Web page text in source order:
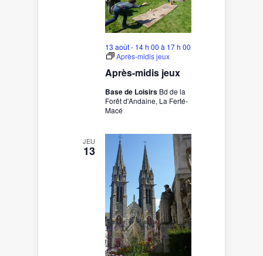
Après-midis jeux
13 août - 14 h 00 à 17 h 00
Après-midis jeux
Base de Loisirs Bd de la
Forêt d'Andaine, La Ferté-
Macé
JEU
13